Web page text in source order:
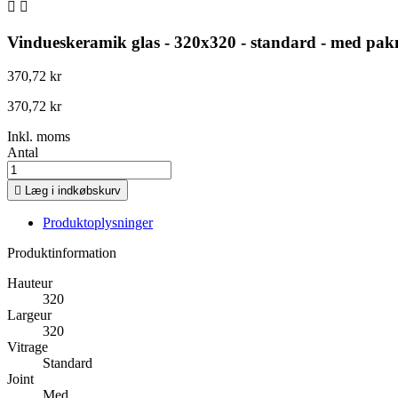
 
Vindueskeramik glas - 320x320 - standard - med
370,72 kr
370,72 kr
Inkl. moms
Antal
 Læg i indkøbskurv
Produktoplysninger
Produktinformation
Hauteur
320
Largeur
320
Vitrage
Standard
Joint